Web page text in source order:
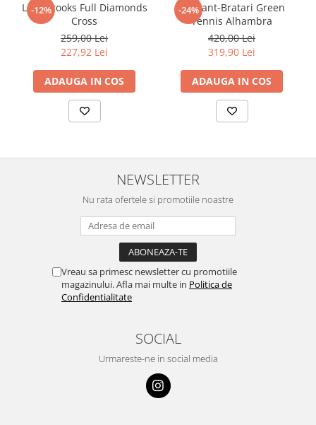
-12%
Lant Brooks Full Diamonds
Cross
259,00 Lei
227,92 Lei
ADAUGA IN COS
-24%
Set Lant-Bratari Green
Tennis Alhambra
420,00 Lei
319,90 Lei
ADAUGA IN COS
NEWSLETTER
Nu rata ofertele si promotiile noastre
Vreau sa primesc newsletter cu promotiile
magazinului. Afla mai multe in Politica de
Confidentialitate
SOCIAL
Urmareste-ne in social media